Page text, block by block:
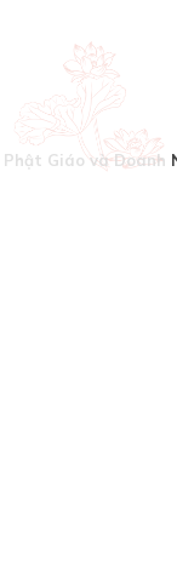
Phật Giáo và Doanh